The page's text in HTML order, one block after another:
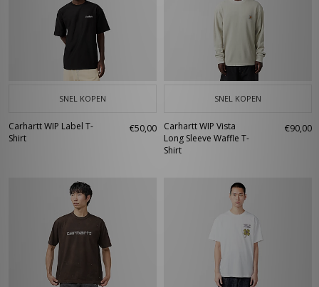
SNEL KOPEN
Carhartt WIP Label T-
Shirt
€50,00
SNEL KOPEN
Carhartt WIP Vista
Long Sleeve Waffle T-
Shirt
€90,00